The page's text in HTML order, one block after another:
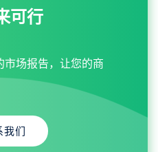
可行
场报告，让您的商
我们